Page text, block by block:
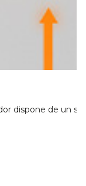
dispone de un